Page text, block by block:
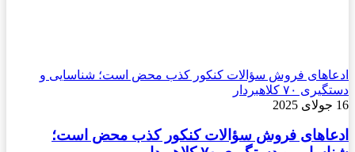
ادعاهای فروش سؤالات کنکور کذب محض است؛ شناسایی و
دستگیری ۷۰ کلاهبردار
16 جولای 2025
ادعاهای فروش سؤالات کنکور کذب محض است؛